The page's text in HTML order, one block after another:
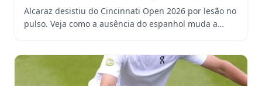
defesa do US Open
Alcaraz desistiu do Cincinnati Open 2026 por lesão no
pulso. Veja como a ausência do espanhol muda a